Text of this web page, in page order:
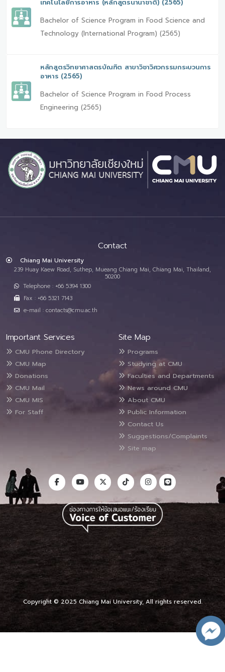
เทคโนโลยีการอาหาร (หลักสูตรนานาชาติ) (2565)
Bachelor of Science Program in Food Science and
Technology (International Program) (2565)
หลักสูตรวิทยาศาสตรบัณฑิต สาขาวิชาวิศวกรรมกระบวนการ
อาหาร (2565)
Bachelor of Science Program in Food Process
Engineering (2565)
Contact
Chiang Mai University
239 Huay Kaew Road, Suthep, Mueang Chiang Mai, Chiang Mai, Thailand,
50200
Telephone : +66 5394 1300
Fax : +66 5321 7143
e-mail : contacts@cmu.ac.th
Important Services
CMU Phone Directory
CMU Map
Donations
CMU Mail
CMU MIS
For Staff
Site Map
Programs
Studying at CMU
Faculties and Departments
News around CMU
About CMU
Public Information
Contact Us
Suggestions/Complaints
Site map
Copyright © 2025 Chiang Mai University, All rights reserved.